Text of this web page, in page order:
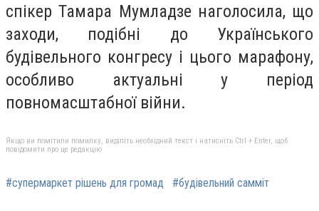
спікер Тамара Мумладзе наголосила, що
заходи, подібні до Українського
будівельного конгресу і цього марафону,
особливо актуальні у період
повномасштабної війни.
Якщо ви помітили помилку, виділіть необхідний текст і натисніть Ctrl + Enter, щоб
повідомити про це редакцію
#супермаркет рішень для громад #будівельний самміт